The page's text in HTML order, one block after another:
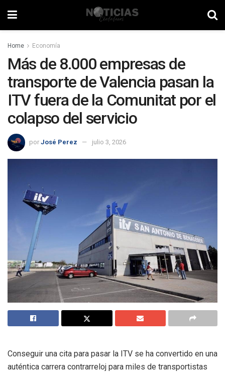
Home Economía
Más de 8.000 empresas de
transporte de Valencia pasan la
ITV fuera de la Comunitat por el
colapso del servicio
por José Perez julio 3, 2026
Conseguir una cita para pasar la ITV se ha convertido en una
auténtica carrera contrarreloj para miles de transportistas